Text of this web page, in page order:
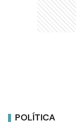
POLÍTICA